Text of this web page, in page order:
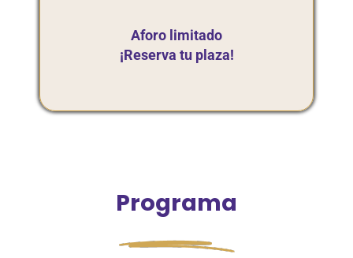
Aforo limitado
¡Reserva tu plaza!
Programa